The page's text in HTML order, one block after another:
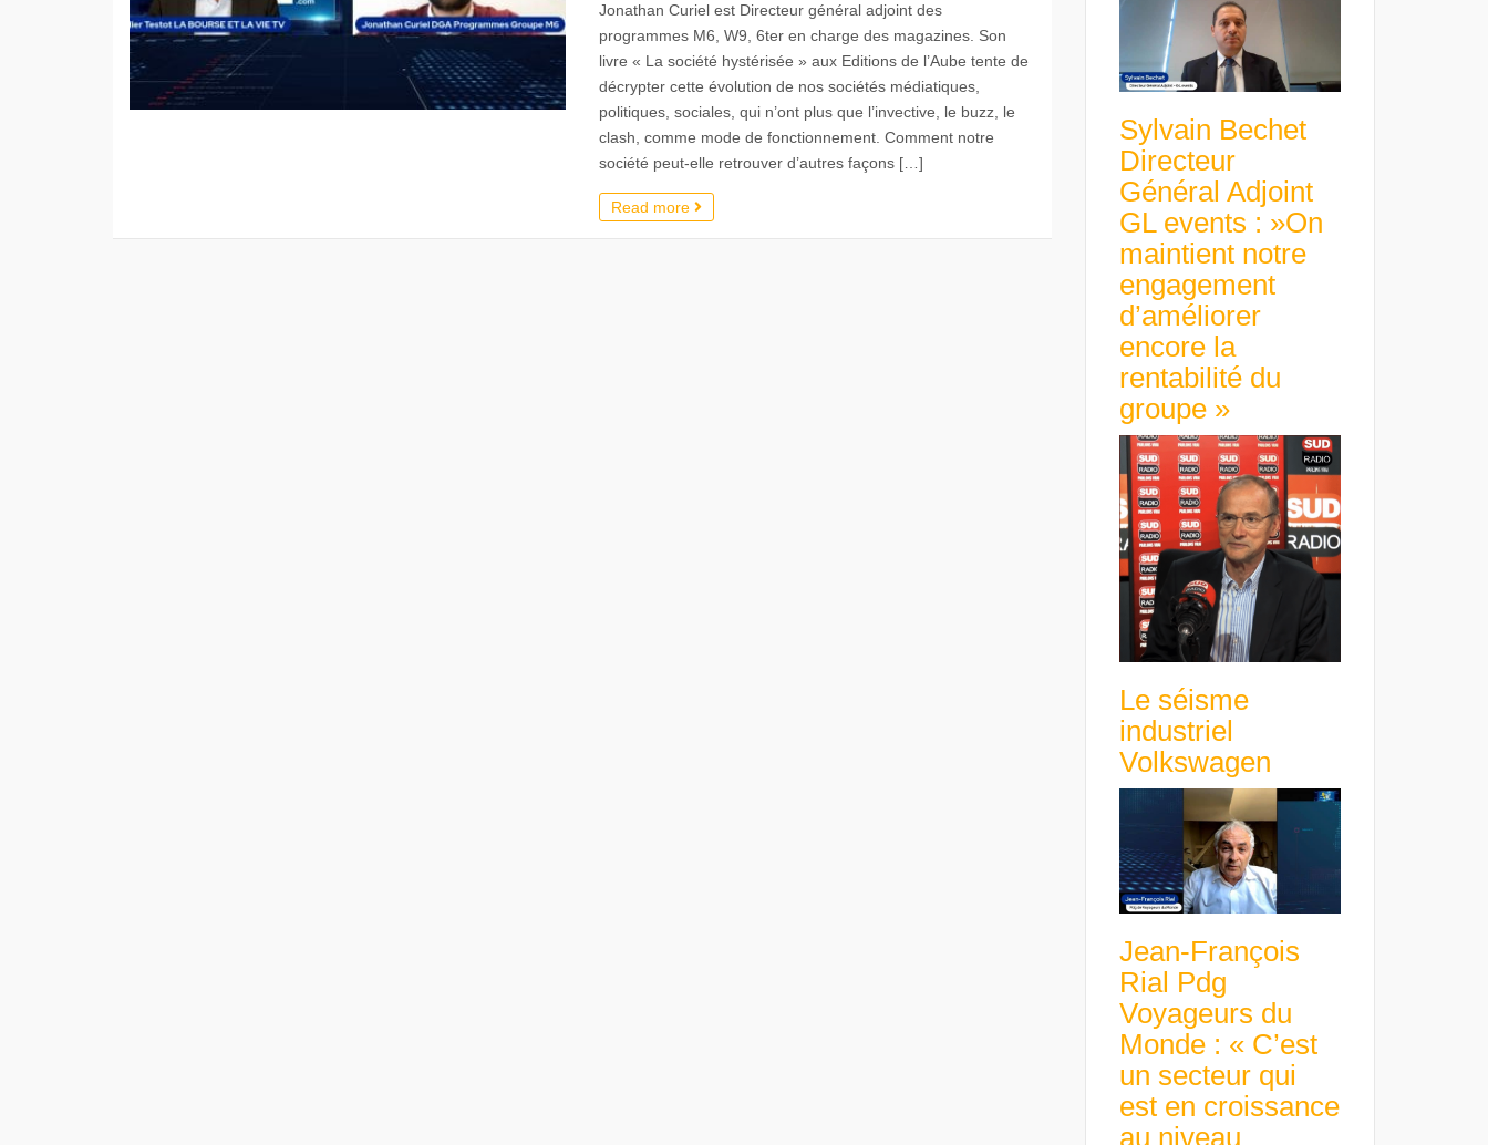
Jonathan Curiel est Directeur général adjoint des
programmes M6, W9, 6ter en charge des magazines. Son
livre « La société hystérisée » aux Editions de l’Aube tente de
décrypter cette évolution de nos sociétés médiatiques,
politiques, sociales, qui n’ont plus que l’invective, le buzz, le
clash, comme mode de fonctionnement. Comment notre
société peut-elle retrouver d’autres façons […]
Read more
Sylvain Bechet
Directeur
Général Adjoint
GL events : »On
maintient notre
engagement
d’améliorer
encore la
rentabilité du
groupe »
Le séisme
industriel
Volkswagen
Jean-François
Rial Pdg
Voyageurs du
Monde : « C’est
un secteur qui
est en croissance
au niveau